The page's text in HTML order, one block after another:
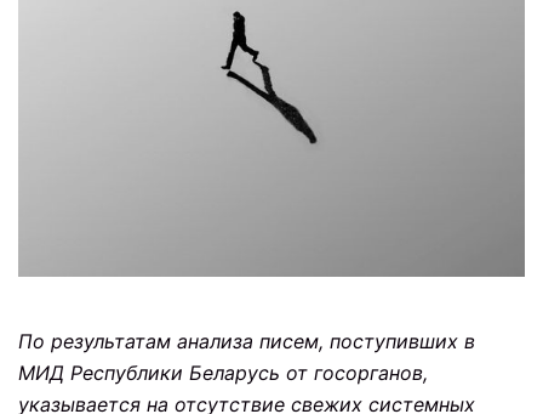
По результатам анализа писем, поступивших в
МИД Республики Беларусь от госорганов,
указывается на отсутствие свежих системных